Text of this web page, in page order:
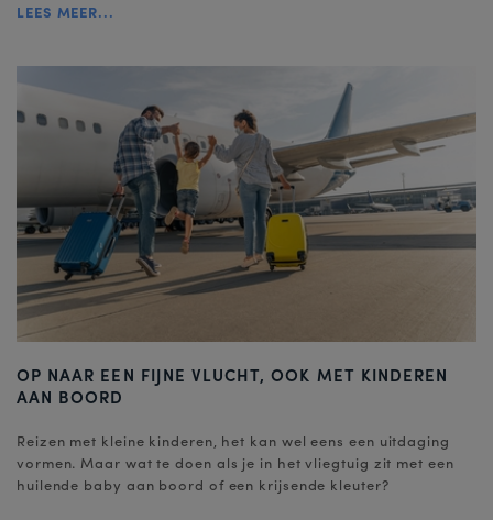
LEES MEER...
OP NAAR EEN FIJNE VLUCHT, OOK MET KINDEREN
AAN BOORD
Reizen met kleine kinderen, het kan wel eens een uitdaging
vormen. Maar wat te doen als je in het vliegtuig zit met een
huilende baby aan boord of een krijsende kleuter?